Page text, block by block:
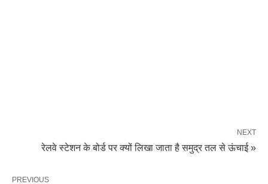
NEXT
रेलवे स्टेशन के बोर्ड पर क्यों लिखा जाता है समुद्र तल से ऊंचाई »
PREVIOUS